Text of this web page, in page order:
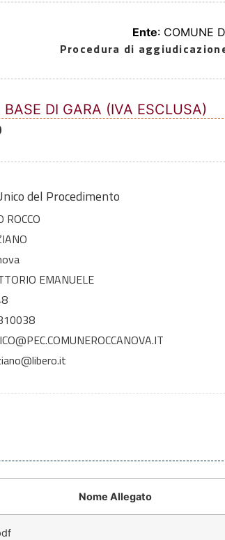
Ente: COMUNE
Procedura di
BASE DI GARA (IVA ESCLUSA)
del Procedimento
ROCCO
EMANUELE
Nome Allegato